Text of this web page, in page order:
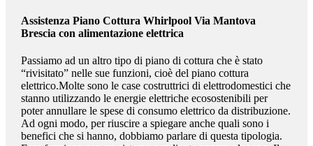
Assistenza Piano Cottura Whirlpool Via Mantova
Brescia con alimentazione elettrica
Passiamo ad un altro tipo di piano di cottura che è stato
“rivisitato” nelle sue funzioni, cioè del piano cottura
elettrico.Molte sono le case costruttrici di elettrodomestici che
stanno utilizzando le energie elettriche ecosostenibili per
poter annullare le spese di consumo elettrico da distribuzione.
Ad ogni modo, per riuscire a spiegare anche quali sono i
benefici che si hanno, dobbiamo parlare di questa tipologia.